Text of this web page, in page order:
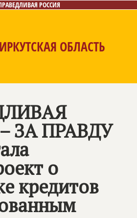
РОССИЯ
ИРКУТСКАЯ ОБЛАСТЬ
Контакты
ЗА ПРАВДУ
о
кредитов